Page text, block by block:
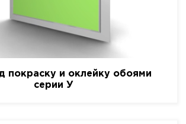
покраску и оклейку обоями
серии У